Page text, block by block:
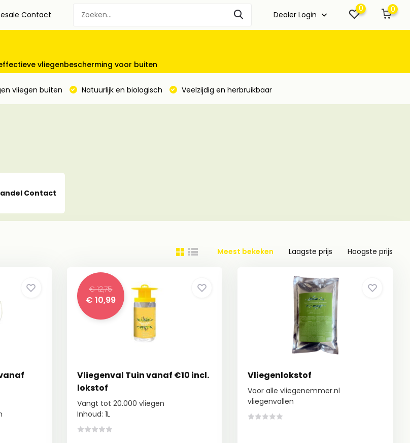
Contact Dealer Login
0 0
vliegenbescherming voor buiten
vliegen buiten Natuurlijk en biologisch Veelzijdig en herbruikbaar
Contact
Meest bekeken Laagste prijs Hoogste prijs
€ 12,75
€ 10,99
Vliegenval Tuin vanaf €10 incl.
lokstof
Vangt tot 20.000 vliegen
Inhoud: 1L
Vliegenlokstof
Voor alle vliegenemmer.nl
vliegenvallen